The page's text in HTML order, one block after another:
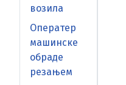
возила
Оператер
машинске
обраде
резањем